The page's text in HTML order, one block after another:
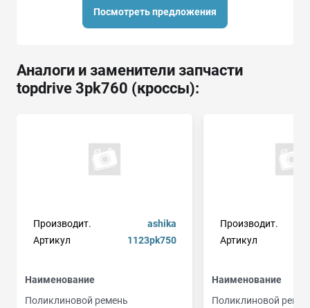
Посмотреть предложения
Аналоги и заменители запчасти
topdrive 3pk760 (кроссы):
Производит.
ashika
Артикул
1123pk750
Наименование
Поликлиновой ремень
Производит.
Артикул
Наименование
Поликлиновой